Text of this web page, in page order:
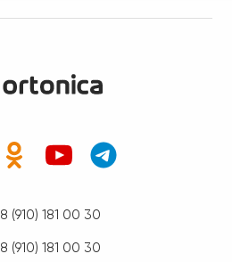
8 (910) 181 00 30
8 (910) 181 00 30